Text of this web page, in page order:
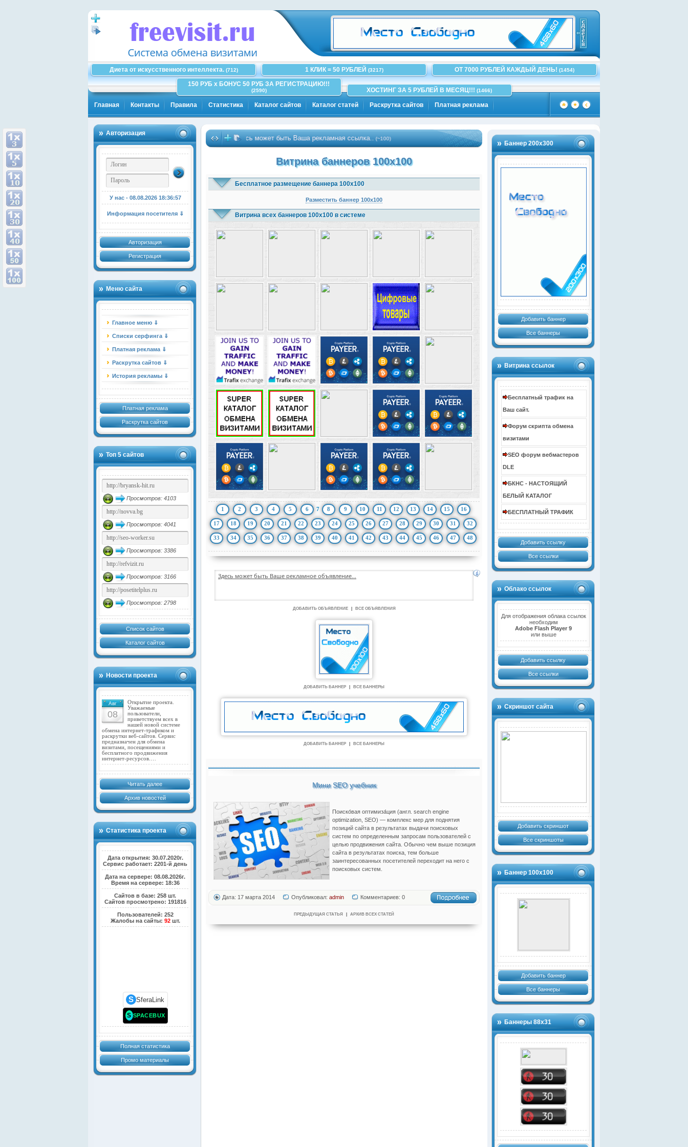
Диета от искусственного интеллекта.(712) 1 КЛИК = 50 РУБЛЕЙ (3217) ОТ 7000 РУБЛЕЙ КАЖДЫЙ ДЕНЬ! (1454)
150 РУБ x БОНУС 50 РУБ ЗА РЕГИСТРАЦИЮ!!!
(2590) ХОСТИНГ ЗА 5 РУБЛЕЙ В МЕСЯЦ!!! (1466)
Главная Контакты Правила Статистика Каталог сайтов Каталог статей Раскрутка сайтов Платная реклама
Авторизация
У нас - 08.08.2026 18:36:57
Информация посетителя ⇓
Авторизация
Регистрация
Меню сайта
Главное меню ⇓
Списки серфинга ⇓
Платная реклама ⇓
Раскрутка сайтов ⇓
История рекламы ⇓
Платная реклама
Раскрутка сайтов
Топ 5 сайтов
Просмотров: 4103
Просмотров: 4041
Просмотров: 3386
Просмотров: 3166
Просмотров: 2798
Список сайтов
Каталог сайтов
Новости проекта
Авг
08
Открытие проекта.
Уважаемые
пользователи,
приветствуем всех в
нашей новой системе
обмена интернет-трафиком и
раскрутки веб-сайтов. Сервис
предназначен для обмена
визитами, посещениями и
бесплатного продвижения
интернет-ресурсов.…
Читать далее
Архив новостей
Статистика проекта
Дата открытия: 30.07.2020г.
Сервис работает: 2201-й день
Дата на сервере: 08.08.2026г.
Время на сервере: 18:36
Сайтов в базе: 258 шт.
Сайтов просмотрено: 191816
Пользователей: 252
Жалобы на сайты: 92шт.
S SferaLink
S SPACEBUX
Полная статистика
Промо материалы
Баннер 200х300
Добавить баннер
Все баннеры
Витрина ссылок
Бесплатный трафик на
Ваш сайт.
Форум скрипта обмена
визитами
SEO форум вебмастеров
DLE
БКНС - НАСТОЯЩИЙ
БЕЛЫЙ КАТАЛОГ
БЕСПЛАТНЫЙ ТРАФИК
Добавить ссылку
Все ссылки
Облако ссылок
Для отображения облака ссылок
необходим
Adobe Flash Player 9
или выше
Добавить ссылку
Все ссылки
Скриншот сайта
Добавить скриншот
Все скриншоты
Баннер 100х100
Добавить баннер
Все баннеры
Баннеры 88х31
Здесь может быть Ваша рекламная ссылка..(~100)
Витрина баннеров 100x100
Бесплатное размещение баннера 100x100
Разместить баннер 100x100
Витрина всех баннеров 100x100 в системе
1 2 3 4 5 6 7 8 9 10 11 12 13 14 15 16
17 18 19 20 21 22 23 24 25 26 27 28 29 30 31 32
33 34 35 36 37 38 39 40 41 42 43 44 45 46 47 48
Здесь может быть Ваше рекламное объявление...
ДОБАВИТЬ ОБЪЯВЛЕНИЕ ВСЕ ОБЪЯВЛЕНИЯ
ДОБАВИТЬ БАННЕР ВСЕ БАННЕРЫ
ДОБАВИТЬ БАННЕР ВСЕ БАННЕРЫ
Мини SEO учебник
Поиско́вая оптимиза́ция (англ. search engine
optimization, SEO) — комплекс мер для поднятия
позиций сайта в результатах выдачи поисковых
систем по определенным запросам пользователей с
целью продвижения сайта. Обычно чем выше позиция
сайта в результатах поиска, тем больше
заинтересованных посетителей переходит на него с
поисковых систем.
Дата: 17 марта 2014 Опубликовал: admin Комментариев: 0
ПРЕДЫДУЩАЯ СТАТЬЯ АРХИВ ВСЕХ СТАТЕЙ